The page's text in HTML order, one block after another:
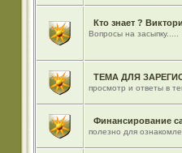
Кто знает ?
Вопросы на засыпку.....
ТЕМА ДЛЯ
просмотр и ответы в
Финансирование
полезно для